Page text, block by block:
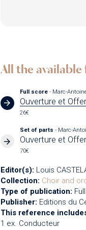
All the
Full score- Marc-
Ouverture et
26€
Set of parts- Marc-
Ouverture et
70€
Editor(s): Louis
Collection: Choir and
Type of publication:
Publisher: Editions du
This reference
1 ex. Conducteur